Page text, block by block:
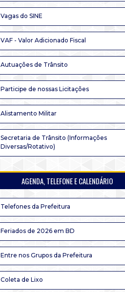
Vagas do SINE
VAF - Valor Adicionado Fiscal
Autuações de Trânsito
Participe de nossas Licitações
Alistamento Militar
Secretaria de Trânsito (Informações
Diversas/Rotativo)
AGENDA, TELEFONE E CALENDÁRIO
Telefones da Prefeitura
Feriados de 2026 em BD
Entre nos Grupos da Prefeitura
Coleta de Lixo